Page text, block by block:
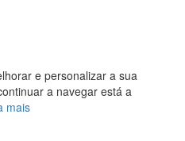
e personalizar a sua
a navegar está a
mais